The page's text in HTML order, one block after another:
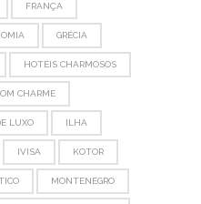
FRANÇA
GRÉCIA
HOTÉIS CHARMOSOS
CHARME
LUXO ILHA
IVISA KOTOR
MONTENEGRO